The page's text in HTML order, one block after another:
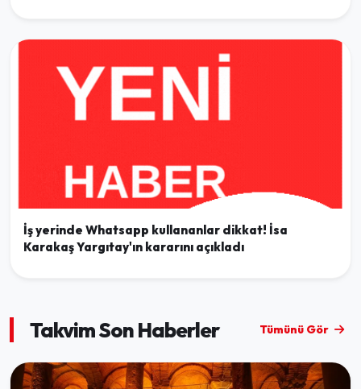
İş yerinde Whatsapp kullananlar dikkat! İsa
Karakaş Yargıtay'ın kararını açıkladı
Takvim Son Haberler Tümünü Gör